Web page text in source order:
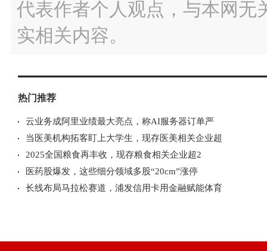
代表作者个人观点，与本网无
实相关内容。
热门推荐
云业务成阿里业绩最大亮点，称AI服务器订单严
当医美机构拓客盯上大学生，现存医美相关企业超
2025全国粮食再丰收，现存粮食相关企业超2
医药股爆发，这些细分领域多股“20cm”涨停
长线布局马拉松赛道，浦发信用卡用金融赋能体育